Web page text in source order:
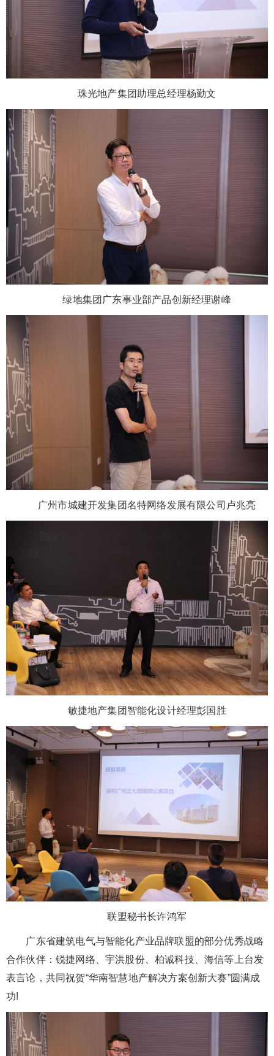
珠光地产集团助理总经理杨勤文
绿地集团广东事业部产品创新经理谢峰
广州市城建开发集团名特网络发展有限公司卢兆亮
敏捷地产集团智能化设计经理彭国胜
联盟秘书长许鸿军
广东省建筑电气与智能化产业品牌联盟的部分优秀战略
合作伙伴：锐捷网络、宇洪股份、柏诚科技、海信等上台发
表言论，共同祝贺“华南智慧地产解决方案创新大赛”圆满成
功!